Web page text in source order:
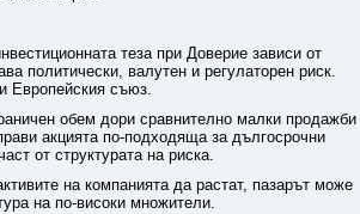
теза при Доверие зависи от
политически, валутен и регулаторен риск.
Европейския съюз.
обем дори сравнително малки продажби
акцията по-подходяща за дългосрочни
от структурата на риска.
на компанията да растат, пазарът може
на по-високи множители.